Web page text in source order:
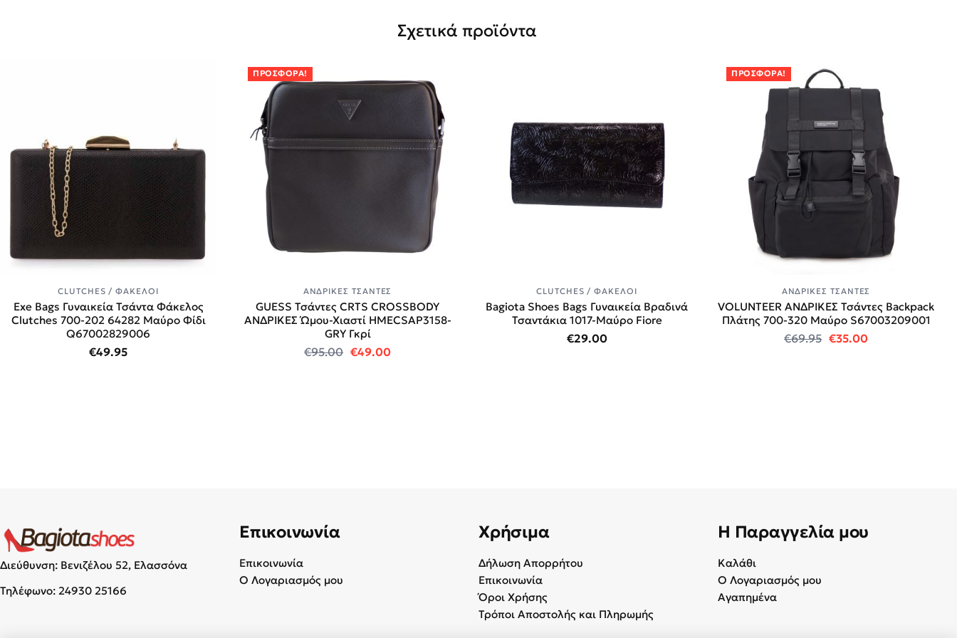
Σχετικά προϊόντα
CLUTCHES / ΦΆΚΕΛΟΙ
Exe Bags Γυναικεία Τσάντα Φάκελος
Clutches 700-202 64282 Μαύρο Φίδι
Q67002829006
€49.95
ΠΡΟΣΦΟΡΆ!
ΑΝΔΡΙΚΈΣ ΤΣΆΝΤΕΣ
GUESS Τσάντες CRTS CROSSBODY
ΑΝΔΡΙΚΕΣ Ώμου-Χιαστί HMECSAP3158-
GRY Γκρί
€95.00 Original price was: €95.00.
€49.00Η τρέχουσα τιμή είναι: €49.00.
CLUTCHES / ΦΆΚΕΛΟΙ
Bagiota Shoes Bags Γυναικεία Βραδινά
Τσαντάκια 1017-Μαύρο Fiore
€29.00
ΠΡΟΣΦΟΡΆ!
ΑΝΔΡΙΚΈΣ ΤΣΆΝΤΕΣ
VOLUNTEER ΑΝΔΡΙΚΕΣ Τσάντες Backpack
Πλάτης 700-320 Mαύρο S67003209001
€69.95 Original price was:
€35.00Η τρέχουσα
Διεύθυνση: Βενιζέλου 52, Ελασσόνα
Τηλέφωνο: 24930 25166
Επικοινωνία
Επικοινωνία
Ο Λογαριασμός μου
Χρήσιμα
Δήλωση Απορρήτου
Επικοινωνία
Όροι Χρήσης
Τρόποι Αποστολής και Πληρωμής
Η Παραγγελία μου
Καλάθι
Ο Λογαριασμός μου
Αγαπημένα